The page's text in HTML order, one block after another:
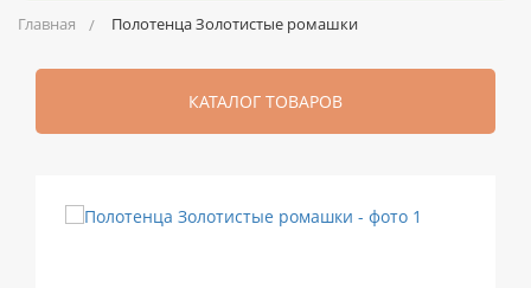
Главная Полотенца Золотистые ромашки
КАТАЛОГ ТОВАРОВ